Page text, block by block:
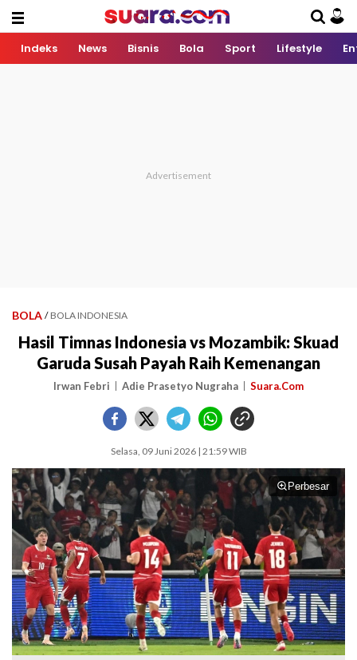
Indeks News Bisnis Bola Sport Lifestyle
BOLA / BOLA INDONESIA
Hasil Timnas Indonesia vs Mozambik: Skuad
Garuda Susah Payah Raih Kemenangan
Irwan Febri Adie Prasetyo Nugraha Suara.Com
Selasa, 09 Juni 2026 | 21:59 WIB
Perbesar